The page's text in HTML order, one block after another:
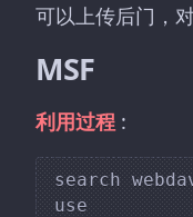
可以上传后门，
MSF
利用过程 :
search
use